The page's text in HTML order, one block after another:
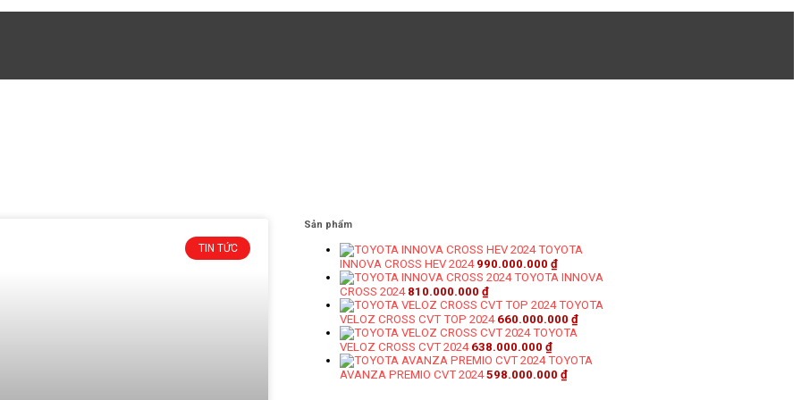
TIN TỨC
Sản phẩm
TOYOTA
INNOVA CROSS HEV 2024 990.000.000 ₫
TOYOTA INNOVA
CROSS 2024 810.000.000 ₫
TOYOTA
VELOZ CROSS CVT TOP 2024 660.000.000 ₫
TOYOTA
VELOZ CROSS CVT 2024 638.000.000 ₫
TOYOTA
AVANZA PREMIO CVT 2024 598.000.000 ₫